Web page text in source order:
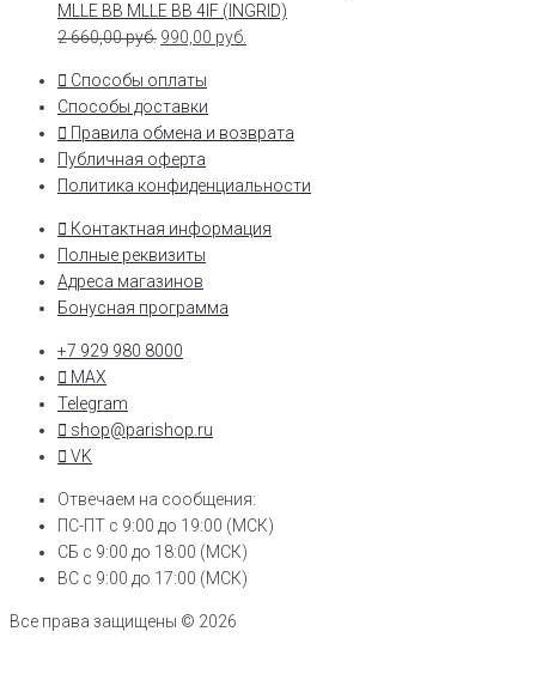
MLLE BB MLLE BB 4IF (INGRID)
2 660,00руб. 990,00 руб.
Способы оплаты
Способы доставки
Правила обмена и возврата
Публичная оферта
Политика конфиденциальности
Контактная информация
Полные реквизиты
Адреса магазинов
Бонусная программа
+7 929 980 8000
MAX
Telegram
shop@parishop.ru
VK
Отвечаем на сообщения:
ПС-ПТ с 9:00 до 19:00 (МСК)
СБ с 9:00 до 18:00 (МСК)
ВС с 9:00 до 17:00 (МСК)
Все права защищены © 2026